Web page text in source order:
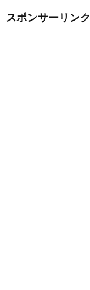
スポンサーリンク